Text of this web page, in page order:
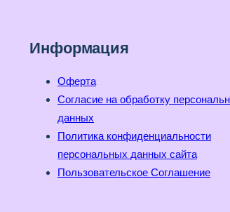
Информация
Оферта
Согласие на обработку
данных
Политика конфиденциальности
персональных данных сайта
Пользовательское Соглашение